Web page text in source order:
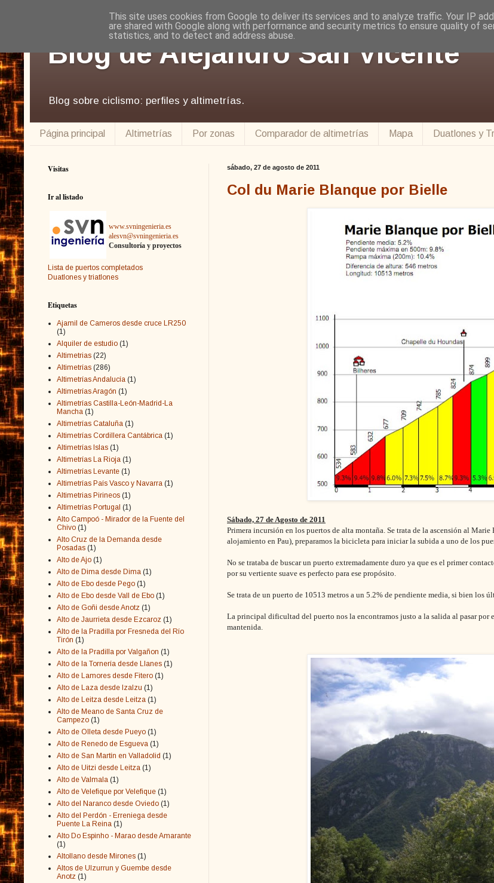
Blog de Alejandro San Vicente
Blog sobre ciclismo: perfiles y altimetrías.
Página principal Altimetrías Por zonas Comparador de altimetrías Mapa Duatlones y
sábado, 27 de agosto de 2011
Col du Marie Blanque por Bielle
Sábado, 27 de Agosto de 2011
Primera incursión en los puertos de alta montaña. Se trata de la ascensión al
alojamiento en Pau), preparamos la bicicleta para iniciar la subida a uno de los
No se trataba de buscar un puerto extremadamente duro ya que es el primer
por su vertiente suave es perfecto para ese propósito.
Se trata de un puerto de 10513 metros a un 5.2% de pendiente media, si bien los
La principal dificultad del puerto nos la encontramos justo a la salida al pasar por
mantenida.
Visitas
Ir al listado
www.svningenieria.es
alesvn@svningenieria.es
Consultoría y proyectos
Lista de puertos completados
Duatlones y triatlones
Etiquetas
Ajamil de Cameros desde cruce LR250
(1)
Alquiler de estudio (1)
Altimetrias (22)
Altimetrías (286)
Altimetrías Andalucía (1)
Altimetrías Aragón (1)
Altimetrías Castilla-León-Madrid-La
Mancha (1)
Altimetrías Cataluña (1)
Altimetrías Cordillera Cantábrica (1)
Altimetrías Islas (1)
Altimetrías La Rioja (1)
Altimetrías Levante (1)
Altimetrías País Vasco y Navarra (1)
Altimetrias Pirineos (1)
Altimetrías Portugal (1)
Alto Campoó - Mirador de la Fuente del
Chivo (1)
Alto Cruz de la Demanda desde
Posadas (1)
Alto de Ajo (1)
Alto de Dima desde Dima (1)
Alto de Ebo desde Pego (1)
Alto de Ebo desde Vall de Ebo (1)
Alto de Goñi desde Anotz (1)
Alto de Jaurrieta desde Ezcaroz (1)
Alto de la Pradilla por Fresneda del Río
Tirón (1)
Alto de la Pradilla por Valgañon (1)
Alto de la Tornería desde Llanes (1)
Alto de Lamores desde Fitero (1)
Alto de Laza desde Izalzu (1)
Alto de Leitza desde Leitza (1)
Alto de Meano de Santa Cruz de
Campezo (1)
Alto de Olleta desde Pueyo (1)
Alto de Renedo de Esgueva (1)
Alto de San Martín en Valladolid (1)
Alto de Uitzi desde Leitza (1)
Alto de Valmala (1)
Alto de Velefique por Velefique (1)
Alto del Naranco desde Oviedo (1)
Alto del Perdón - Erreniega desde
Puente La Reina (1)
Alto Do Espinho - Marao desde Amarante
(1)
Altollano desde Mirones (1)
Altos de Ulzurrun y Guembe desde
Anotz (1)
This site uses cookies from Google to deliver its services and to analyze traffic. Your IP
are shared with Google along with performance and security metrics to ensure quality of
statistics, and to detect and address abuse.